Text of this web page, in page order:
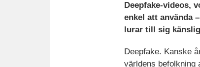
Deepfake-videos,
enkel att använda
lurar till sig
Deepfake. Kanske
världens befolkning